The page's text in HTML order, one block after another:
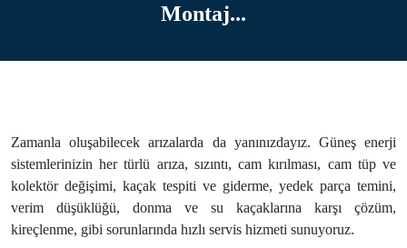
Montaj...
Zamanla oluşabilecek arızalarda da yanınızdayız. Güneş enerji
sistemlerinizin her türlü arıza, sızıntı, cam kırılması, cam tüp ve
kolektör değişimi, kaçak tespiti ve giderme, yedek parça temini,
verim düşüklüğü, donma ve su kaçaklarına karşı çözüm,
kireçlenme, gibi sorunlarında hızlı servis hizmeti sunuyoruz.